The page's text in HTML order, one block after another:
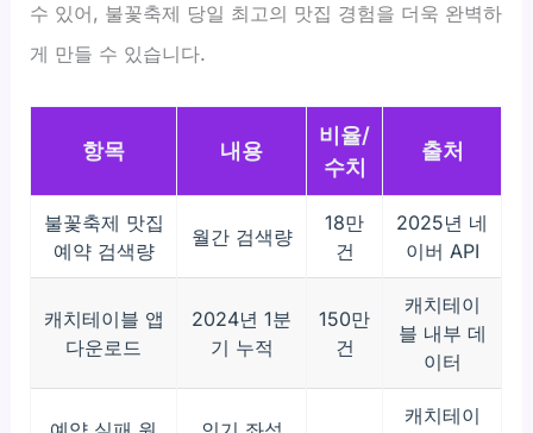
수 있어, 불꽃축제 당일 최고의 맛집 경험을 더욱 완벽하
게 만들 수 있습니다.
항목 내용
비율/
수치
출처
불꽃축제 맛집
예약 검색량
월간 검색량
18만
건
2025년 네
이버 API
캐치테이블 앱
다운로드
2024년 1분
기 누적
150만
건
캐치테이
블 내부 데
이터
캐치테이